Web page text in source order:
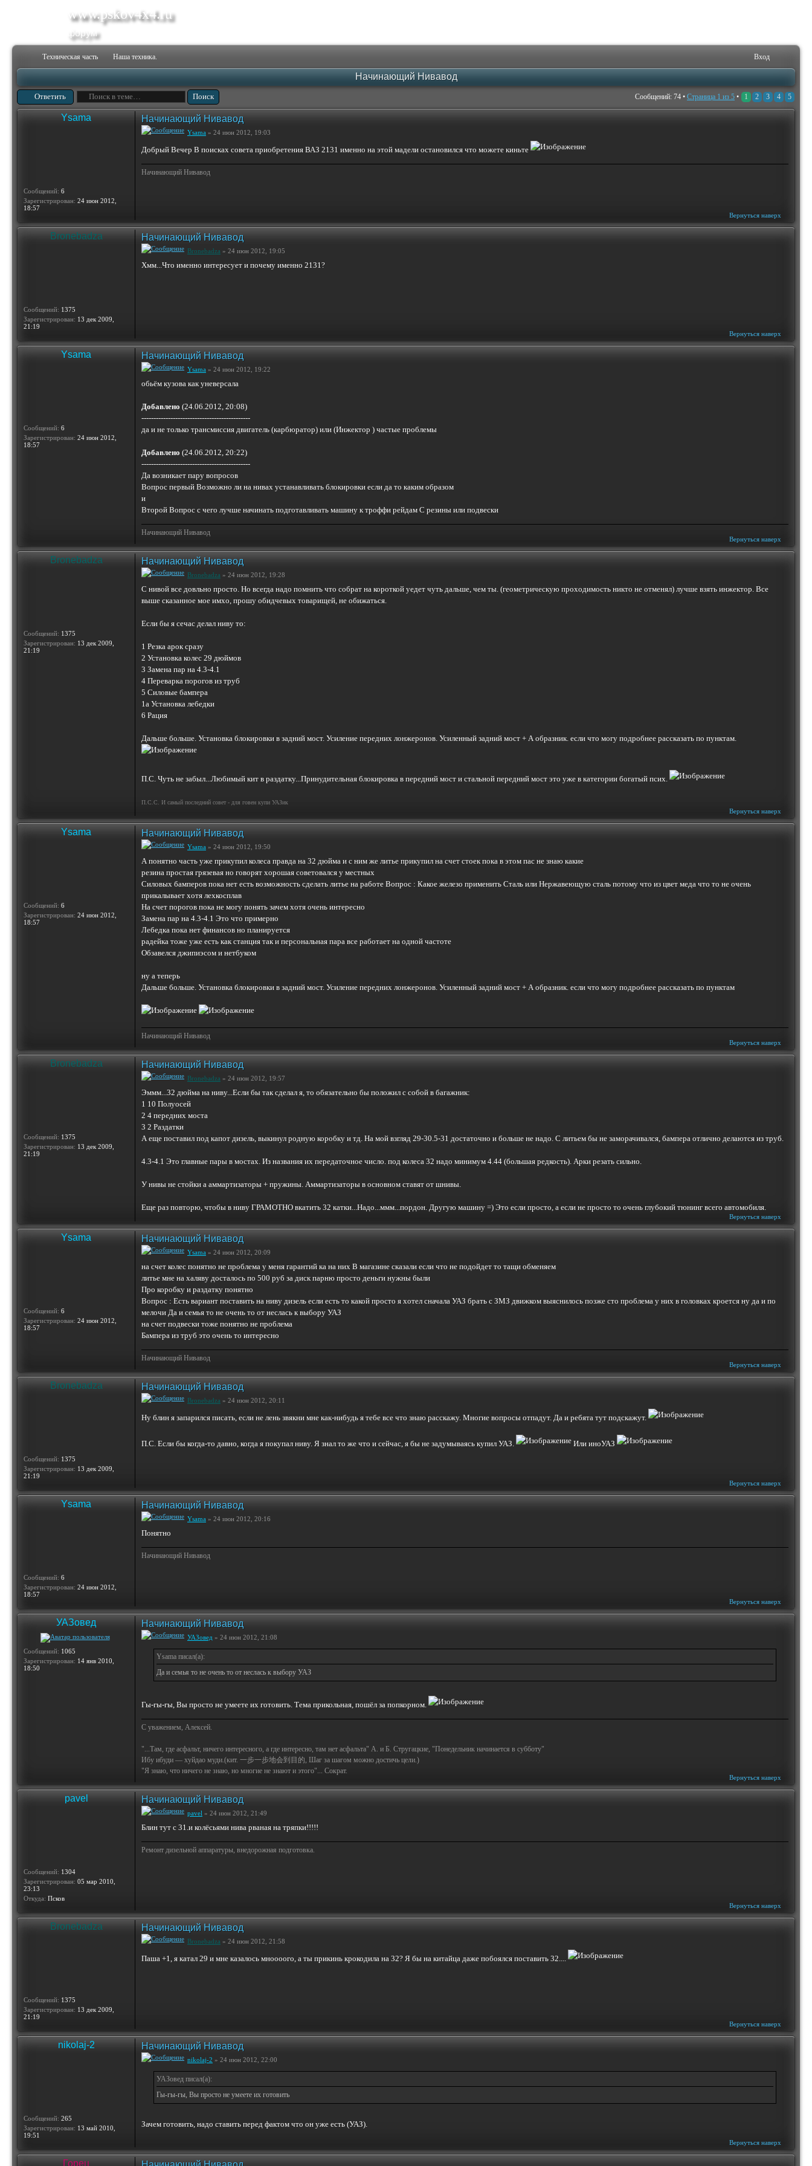
www.pskov4x4.ru
форум
Техническая часть Наша техника. Вход
Начинающий Нивавод
Ответить Сообщений: 74 • Страница 1 из 5 • 1 2 3 4 5
Ysama
Сообщений: 6
Зарегистрирован: 24 июн 2012,
18:57
Начинающий Нивавод
Ysama » 24 июн 2012, 19:03
Добрый Вечер В поисках совета приобретения ВАЗ 2131 именно на этой мадели остановился что можете киньте
Начинающий Нивавод
Вернуться наверх
Bronebadza
Сообщений: 1375
Зарегистрирован: 13 дек 2009,
21:19
Начинающий Нивавод
Bronebadza » 24 июн 2012, 19:05
Хмм...Что именно интересует и почему именно 2131?
Вернуться наверх
Ysama
Сообщений: 6
Зарегистрирован: 24 июн 2012,
18:57
Начинающий Нивавод
Ysama » 24 июн 2012, 19:22
обьём кузова как уневерсала
Добавлено (24.06.2012, 20:08)
---------------------------------------------
да и не только трансмиссия двигатель (карбюратор) или (Инжектор ) частые проблемы
Добавлено (24.06.2012, 20:22)
---------------------------------------------
Да возникает пару вопросов
Вопрос первый Возможно ли на нивах устанавливать блокировки если да то каким образом
и
Второй Вопрос с чего лучше начинать подготавливать машину к троффи рейдам С резины или подвески
Начинающий Нивавод
Вернуться наверх
Bronebadza
Сообщений: 1375
Зарегистрирован: 13 дек 2009,
21:19
Начинающий Нивавод
Bronebadza » 24 июн 2012, 19:28
С нивой все довльно просто. Но всегда надо помнить что собрат на короткой уедет чуть дальше, чем ты. (геометрическую проходимость никто не отменял) лучше взять инжектор. Все
выше сказанное мое имхо, прошу обидчевых товарищей, не обижаться.
Если бы я сечас делал ниву то:
1 Резка арок сразу
2 Установка колес 29 дюймов
3 Замена пар на 4.3-4.1
4 Переварка порогов из труб
5 Силовые бампера
1а Установка лебедки
6 Рация
Дальше больше. Установка блокировки в задний мост. Усиление передних лонжеронов. Усиленный задний мост + А образник. если что могу подробнее рассказать по пунктам.
П.С. Чуть не забыл...Любимый кит в раздатку...Принудительная блокировка в передний мост и стальной передний мост это уже в категории богатый псих.
П.С.С. И самый последний совет - для говен купи УАЗик
Вернуться наверх
Ysama
Сообщений: 6
Зарегистрирован: 24 июн 2012,
18:57
Начинающий Нивавод
Ysama » 24 июн 2012, 19:50
А понятно часть уже прикупил колеса правда на 32 дюйма и с ним же литье прикупил на счет стоек пока в этом пас не знаю какие
резина простая грязевая но говорят хорошая советовался у местных
Силовых бамперов пока нет есть возможность сделать литье на работе Вопрос : Какое железо применить Сталь или Нержавеющую сталь потому что из цвет меда что то не очень
прикалывает хотя лехкосплав
На счет порогов пока не могу понять зачем хотя очень интересно
Замена пар на 4.3-4.1 Это что примерно
Лебедка пока нет финансов но планируется
радейка тоже уже есть как станция так и персональная пара все работает на одной частоте
Обзавелся джипиэсом и нетбуком
ну а теперь
Дальше больше. Установка блокировки в задний мост. Усиление передних лонжеронов. Усиленный задний мост + А образник. если что могу подробнее рассказать по пунктам
Начинающий Нивавод
Вернуться наверх
Bronebadza
Сообщений: 1375
Зарегистрирован: 13 дек 2009,
21:19
Начинающий Нивавод
Bronebadza » 24 июн 2012, 19:57
Эммм...32 дюйма на ниву...Если бы так сделал я, то обязательно бы положил с собой в багажник:
1 10 Полуосей
2 4 передних моста
3 2 Раздатки
А еще поставил под капот дизель, выкинул родную коробку и тд. На мой взгляд 29-30.5-31 достаточно и больше не надо. С литьем бы не заморачивался, бампера отлично делаются из труб.
4.3-4.1 Это главные пары в мостах. Из названия их передаточное число. под колеса 32 надо минимум 4.44 (большая редкость). Арки резать сильно.
У нивы не стойки а аммартизаторы + пружины. Аммартизаторы в основном ставят от шнивы.
Еще раз повторю, чтобы в ниву ГРАМОТНО вкатить 32 катки...Надо...ммм...пордон. Другую машину =) Это если просто, а если не просто то очень глубокий тюнинг всего автомобиля.
Вернуться наверх
Ysama
Сообщений: 6
Зарегистрирован: 24 июн 2012,
18:57
Начинающий Нивавод
Ysama » 24 июн 2012, 20:09
на счет колес понятно не проблема у меня гарантий ка на них В магазине сказали если что не подойдет то тащи обменяем
литье мне на халяву досталось по 500 руб за диск парню просто деньги нужны были
Про коробку и раздатку понятно
Вопрос : Есть вариант поставить на ниву дизель если есть то какой просто я хотел сначала УАЗ брать с ЗМЗ движком выяснилось позже сто проблема у них в головках кроется ну да и по
мелочи Да и семья то не очень то от неслась к выбору УАЗ
на счет подвески тоже понятно не проблема
Бампера из труб это очень то интересно
Начинающий Нивавод
Вернуться наверх
Bronebadza
Сообщений: 1375
Зарегистрирован: 13 дек 2009,
21:19
Начинающий Нивавод
Bronebadza » 24 июн 2012, 20:11
Ну блин я запарился писать, если не лень звякни мне как-нибудь я тебе все что знаю расскажу. Многие вопросы отпадут. Да и ребята тут подскажут.
П.С. Если бы когда-то давно, когда я покупал ниву. Я знал то же что и сейчас, я бы не задумываясь купил УАЗ. Или иноУАЗ
Вернуться наверх
Ysama
Сообщений: 6
Зарегистрирован: 24 июн 2012,
18:57
Начинающий Нивавод
Ysama » 24 июн 2012, 20:16
Понятно
Начинающий Нивавод
Вернуться наверх
УАЗовед
Сообщений: 1065
Зарегистрирован: 14 янв 2010,
18:50
Начинающий Нивавод
УАЗовед » 24 июн 2012, 21:08
Ysama писал(а):
Да и семья то не очень то от неслась к выбору УАЗ
Гы-гы-гы, Вы просто не умеете их готовить. Тема прикольная, пошёл за попкорном.
С уважением, Алексей.
"...Там, где асфальт, ничего интересного, а где интересно, там нет асфальта" А. и Б. Стругацкие, "Понедельник начинается в субботу"
Ибу ибуди — хуйдао муди.(кит. 一步一步地会到目的, Шаг за шагом можно достичь цели.)
"Я знаю, что ничего не знаю, но многие не знают и этого"... Сократ.
Вернуться наверх
pavel
Сообщений: 1304
Зарегистрирован: 05 мар 2010,
23:13
Откуда: Псков
Начинающий Нивавод
pavel » 24 июн 2012, 21:49
Блин тут с 31.и колёсьями нива рваная на тряпки!!!!!
Ремонт дизельной аппаратуры, внедорожная подготовка.
Вернуться наверх
Bronebadza
Сообщений: 1375
Зарегистрирован: 13 дек 2009,
21:19
Начинающий Нивавод
Bronebadza » 24 июн 2012, 21:58
Паша +1, я катал 29 и мне казалось мноооого, а ты прикинь крокодила на 32? Я бы на китайца даже побоялся поставить 32....
Вернуться наверх
nikolaj-2
Сообщений: 265
Зарегистрирован: 13 май 2010,
19:51
Начинающий Нивавод
nikolaj-2 » 24 июн 2012, 22:00
УАЗовед писал(а):
Гы-гы-гы, Вы просто не умеете их готовить
Зачем готовить, надо ставить перед фактом что он уже есть (УАЗ).
Вернуться наверх
Горец